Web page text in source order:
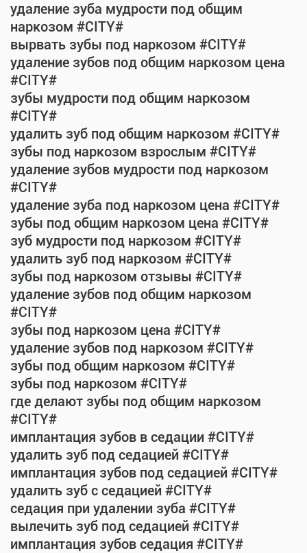
удаление зуба мудрости под общим
наркозом #CITY#
вырвать зубы под наркозом #CITY#
удаление зубов под общим наркозом цена
#CITY#
зубы мудрости под общим наркозом
#CITY#
удалить зуб под общим наркозом #CITY#
зубы под наркозом взрослым #CITY#
удаление зубов мудрости под наркозом
#CITY#
удаление зуба под наркозом цена #CITY#
зубы под общим наркозом цена #CITY#
зуб мудрости под наркозом #CITY#
удалить зуб под наркозом #CITY#
зубы под наркозом отзывы #CITY#
удаление зубов под общим наркозом
#CITY#
зубы под наркозом цена #CITY#
удаление зубов под наркозом #CITY#
зубы под общим наркозом #CITY#
зубы под наркозом #CITY#
где делают зубы под общим наркозом
#CITY#
имплантация зубов в седации #CITY#
удалить зуб под седацией #CITY#
имплантация зубов под седацией #CITY#
удалить зуб с седацией #CITY#
седация при удалении зуба #CITY#
вылечить зуб под седацией #CITY#
имплантация зубов седация #CITY#